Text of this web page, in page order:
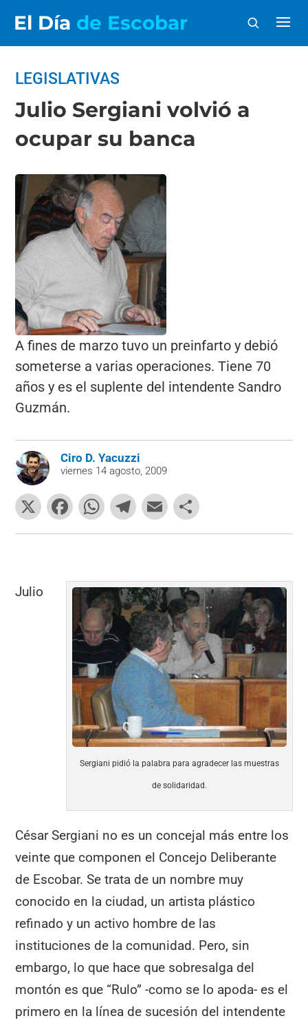
El Día de Escobar
LEGISLATIVAS
Julio Sergiani volvió a
ocupar su banca
A fines de marzo tuvo un preinfarto y debió
someterse a varias operaciones. Tiene 70
años y es el suplente del intendente Sandro
Guzmán.
Ciro D. Yacuzzi
viernes 14 agosto, 2009
X
F
a
b
o
o
k
W
h
A
p
p
T
el
a
m
E
m o
ar
tir
Sergiani pidió la palabra para agradecer las muestras
de solidaridad.
Julio
César Sergiani no es un concejal más entre los
veinte que componen el Concejo Deliberante
de Escobar. Se trata de un nombre muy
conocido en la ciudad, un artista plástico
refinado y un activo hombre de las
instituciones de la comunidad. Pero, sin
embargo, lo que hace que sobresalga del
montón es que “Rulo” -como se lo apoda- es el
primero en la línea de sucesión del intendente